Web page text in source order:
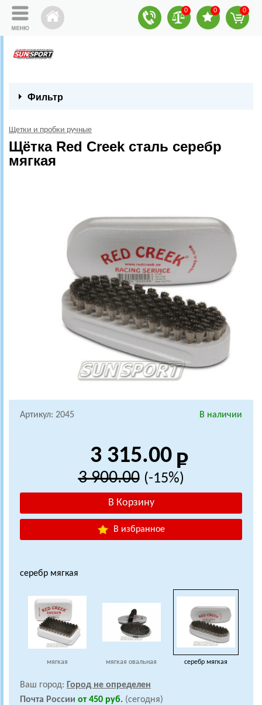
0 0 0
Фильтр
Щетки и пробки ручные
Щётка Red Creek сталь серебр
мягкая
Артикул: 2045 В наличии
3 315.00
3 900.00 (-15%)
В избранное
серебр мягкая
мягкая мягкая овальная серебр мягкая
Ваш город: Город не определен
Почта России от 450 руб. (сегодня)